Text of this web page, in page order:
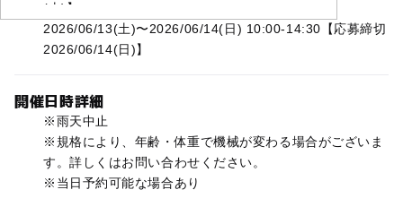
(土)】
2026/06/13(土)〜2026/06/14(日) 10:00-14:30【応募締切
2026/06/14(日)】
開催日時詳細
※雨天中止
※規格により、年齢・体重で機械が変わる場合がございま
す。詳しくはお問い合わせください。
※当日予約可能な場合あり